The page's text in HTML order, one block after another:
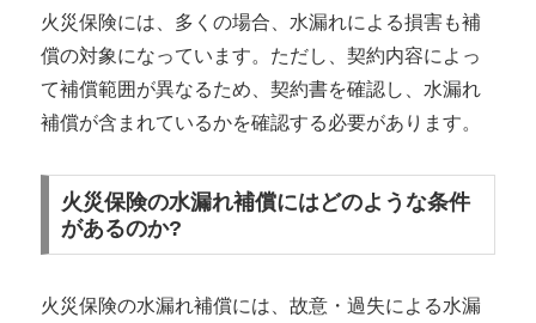
火災保険には、多くの場合、水漏れによる損害も補
償の対象になっています。ただし、契約内容によっ
て補償範囲が異なるため、契約書を確認し、水漏れ
補償が含まれているかを確認する必要があります。
火災保険の水漏れ補償にはどのような条件
があるのか?
火災保険の水漏れ補償には、故意・過失による水漏